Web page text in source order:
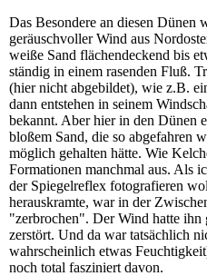
Das Besondere an diesen Dünen
geräuschvoller Wind aus
weiße Sand flächendeckend bis
ständig in einem rasenden Fluß.
(hier nicht abgebildet), wie z.B.
dann entstehen in seinem
bekannt. Aber hier in den Dünen
bloßem Sand, die so abgefahren
möglich gehalten hätte. Wie
Formationen manchmal aus. Als
der Spiegelreflex fotografieren
herauskramte, war in der
"zerbrochen". Der Wind hatte ihn
zerstört. Und da war tatsächlich
wahrscheinlich etwas
noch total fasziniert davon.